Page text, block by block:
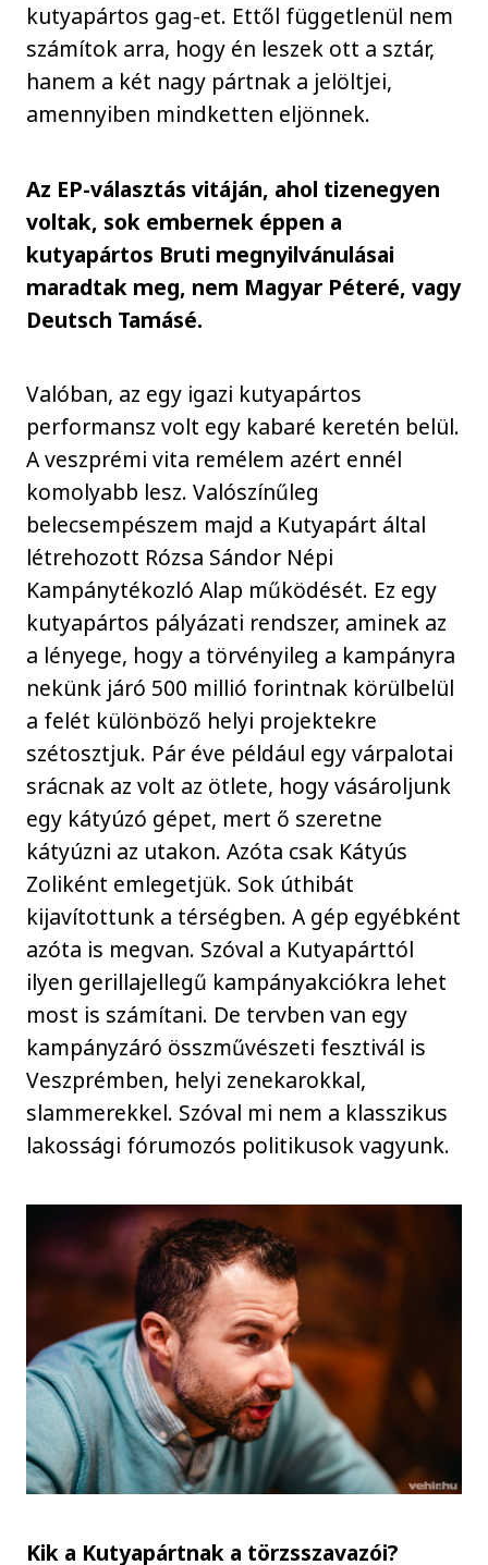
kutyapártos gag-et. Ettől függetlenül nem
számítok arra, hogy én leszek ott a sztár,
hanem a két nagy pártnak a jelöltjei,
amennyiben mindketten eljönnek.
Az EP-választás vitáján, ahol tizenegyen
voltak, sok embernek éppen a
kutyapártos Bruti megnyilvánulásai
maradtak meg, nem Magyar Péteré, vagy
Deutsch Tamásé.
Valóban, az egy igazi kutyapártos
performansz volt egy kabaré keretén belül.
A veszprémi vita remélem azért ennél
komolyabb lesz. Valószínűleg
belecsempészem majd a Kutyapárt által
létrehozott Rózsa Sándor Népi
Kampánytékozló Alap működését. Ez egy
kutyapártos pályázati rendszer, aminek az
a lényege, hogy a törvényileg a kampányra
nekünk járó 500 millió forintnak körülbelül
a felét különböző helyi projektekre
szétosztjuk. Pár éve például egy várpalotai
srácnak az volt az ötlete, hogy vásároljunk
egy kátyúzó gépet, mert ő szeretne
kátyúzni az utakon. Azóta csak Kátyús
Zoliként emlegetjük. Sok úthibát
kijavítottunk a térségben. A gép egyébként
azóta is megvan. Szóval a Kutyapárttól
ilyen gerillajellegű kampányakciókra lehet
most is számítani. De tervben van egy
kampányzáró összművészeti fesztivál is
Veszprémben, helyi zenekarokkal,
slammerekkel. Szóval mi nem a klasszikus
lakossági fórumozós politikusok vagyunk.
Kik a Kutyapártnak a törzsszavazói?